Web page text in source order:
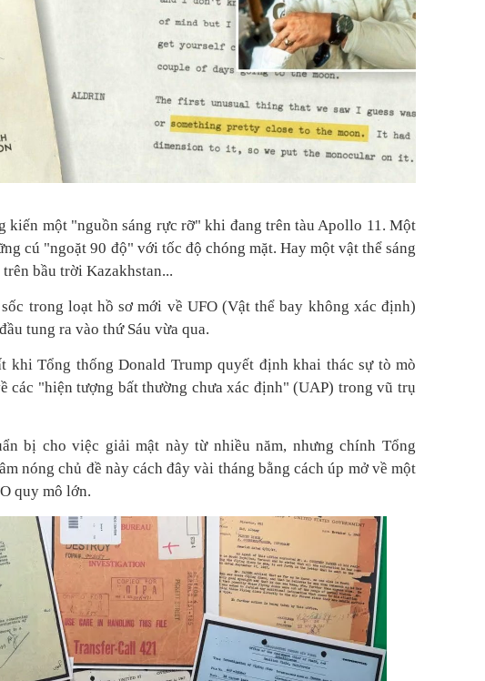
kiến một "nguồn sáng rực rỡ" khi đang trên tàu Apollo 11. Một
cú "ngoặt 90 độ" với tốc độ chóng mặt. Hay một vật thể sáng
bầu trời Kazakhstan...
trong loạt hồ sơ mới về UFO (Vật thể bay không xác định)
tung ra vào thứ Sáu vừa qua.
khi Tổng thống Donald Trump quyết định khai thác sự tò mò
các "hiện tượng bất thường chưa xác định" (UAP) trong vũ trụ
bị cho việc giải mật này từ nhiều năm, nhưng chính Tổng
nóng chủ đề này cách đây vài tháng bằng cách úp mở về một
quy mô lớn.